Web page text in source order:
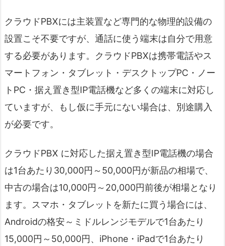
クラウドPBXには主装置など専門的な物理的設備の
設置こそ不要ですが、通話に使う端末は自分で用意
する必要があります。クラウドPBXは携帯電話やス
マートフォン・タブレット・デスクトップPC・ノー
トPC・据え置き型IP電話機など多くの端末に対応し
ていますが、もし仮に手元にない場合は、別途購入
が必要です。
クラウドPBX に対応した据え置き型IP電話機の場合
は1台あたり30,000円～50,000円が新品の相場で、
中古の場合は10,000円～20,000円前後が相場となり
ます。スマホ・タブレットを新たに買う場合には、
Androidの格安～ミドルレンジモデルで1台あたり
15,000円～50,000円、iPhone・iPadで1台あたり